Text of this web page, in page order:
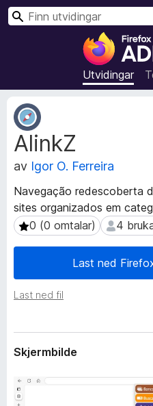
Utvidingar
S
AlinkZ
av Igor O. Ferreira
Navegação redescoberta
sites organizados em
0 (0 omtalar)
0 (0 omtalar) 4 4
Last ned
Last ned fil
M
e
t
a
d
t
a
f
o
t
v
n
a
r
Skjermbilde